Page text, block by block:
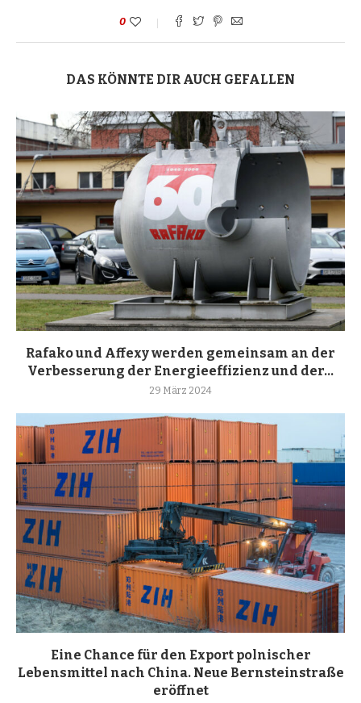
0
DAS KÖNNTE DIR AUCH GEFALLEN
Rafako und Affexy werden gemeinsam an der
Verbesserung der Energieeffizienz und der...
29 März 2024
Eine Chance für den Export polnischer
Lebensmittel nach China. Neue Bernsteinstraße
eröffnet